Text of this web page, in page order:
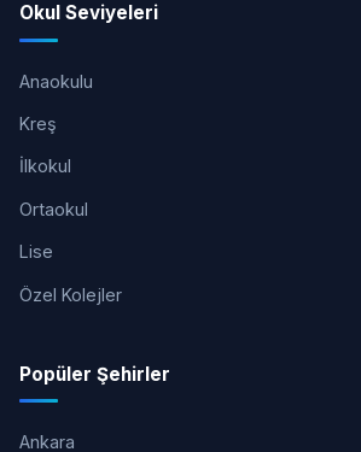
Okul Seviyeleri
Anaokulu
Kreş
İlkokul
Ortaokul
Lise
Özel Kolejler
Popüler Şehirler
Ankara